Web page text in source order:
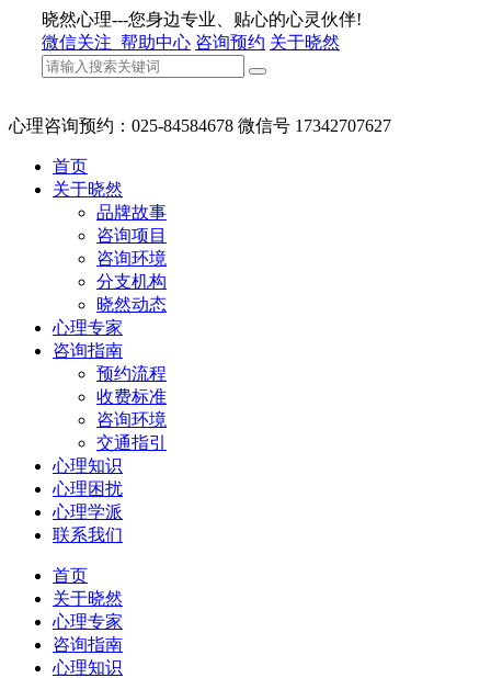
晓然心理---您身边专业、贴心的心灵伙伴!
微信关注 帮助中心 咨询预约 关于晓然
心理咨询预约：025-84584678 微信号 17342707627
首页
关于晓然
品牌故事
咨询项目
咨询环境
分支机构
晓然动态
心理专家
咨询指南
预约流程
收费标准
咨询环境
交通指引
心理知识
心理困扰
心理学派
联系我们
首页
关于晓然
心理专家
咨询指南
心理知识